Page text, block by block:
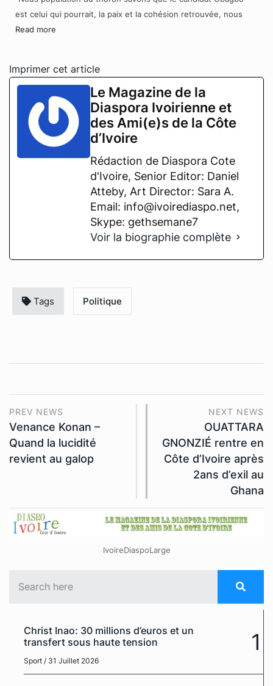
est celui qui pourrait, la paix et la cohésion retrouvée, nous
Read more
Imprimer cet article
Le Magazine de la
Diaspora Ivoirienne et
des Ami(e)s de la Côte
d’Ivoire
Rédaction de Diaspora Cote
d'Ivoire, Senior Editor: Daniel
Atteby, Art Director: Sara A.
Email: info@ivoirediaspo.net,
Skype: gethsemane7
Voir la biographie complète
Tags Politique
PREV NEWS
Venance Konan –
Quand la lucidité
revient au galop
NEXT NEWS
OUATTARA
GNONZIÉ rentre en
Côte d’Ivoire après
2ans d’exil au
Ghana
IvoireDiaspoLarge
Christ Inao: 30 millions d’euros et un
transfert sous haute tension
Sport / 31 Juillet 2026
1